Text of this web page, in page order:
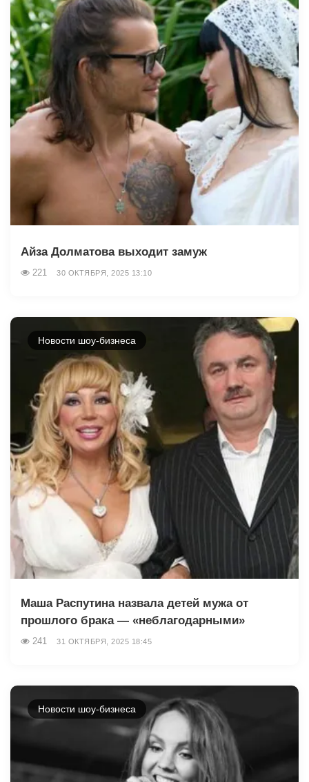
Айза Долматова выходит замуж
221 30 ОКТЯБРЯ, 2025 13:10
Новости шоу-бизнеса
Маша Распутина назвала детей мужа от
прошлого брака — «неблагодарными»
241 31 ОКТЯБРЯ, 2025 18:45
Новости шоу-бизнеса